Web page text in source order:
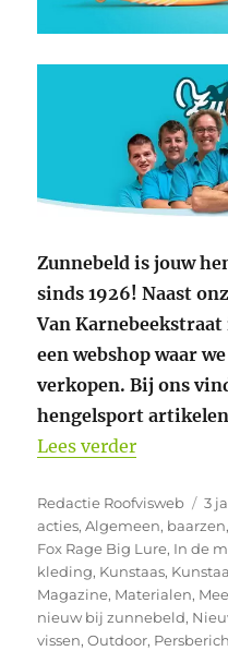
Zunnebeld is jouw
sinds 1926! Naast
Van
een webshop waar
verkopen. Bij ons
hengelsport
Lees verder“Weer
Auteur
Redactie Roofvisweb
op
3
acties,Algemeen, baarzen,
Fox Rage Big Lure, In de
kleding, Kunstaas,
Magazine, Materialen,
nieuw bij zunnebeld,
vissen,Outdoor,